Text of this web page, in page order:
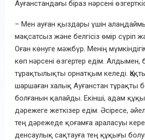
Ауғанстандағы біраз нәрсені
– Мен ауған қыздары үшін
мақсатсыз және белгісіз өмір сүріп
Оған көнуге мәжбүр. Менің
көп нәрсені өзгертер едім. Алдымен,
тұрақтылықты орнатқым келеді.
шаршаған халық Ауғанстан тұрақты
болғанын қалайды. Екінші, адам
дәрежеге жеткізер едім. Әсіресе,
тең дәрежеде қоғамға араласуы
денсаулық сақтауға тең құқығы